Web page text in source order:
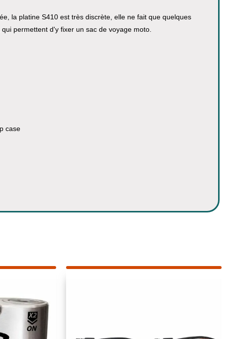
la platine S410 est très discrète, elle ne fait que quelques
permettent d'y fixer un sac de voyage moto.
case